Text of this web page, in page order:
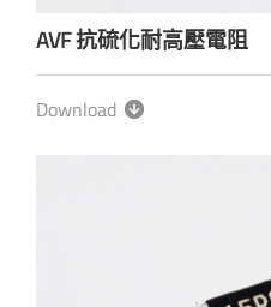
AVF 抗硫化耐高壓電阻
Download